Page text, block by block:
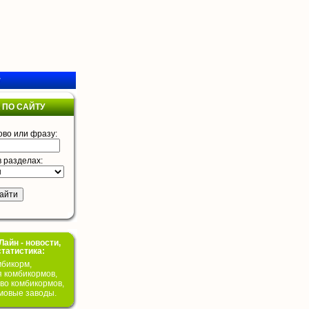
САЙТУ
или фразу:
разделах:
- новости,
комбикормов,
комбикормов,
заводы.